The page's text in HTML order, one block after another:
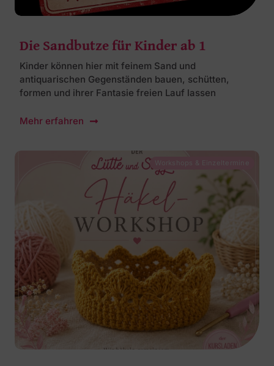
Die Sandbutze für Kinder ab 1
Kinder können hier mit feinem Sand und
antiquarischen Gegenständen bauen, schütten,
formen und ihrer Fantasie freien Lauf lassen
Mehr erfahren
Workshops & Einzeltermine